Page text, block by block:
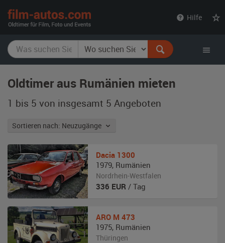
Hilfe
Oldtimer aus Rumänien mieten
1 bis 5 von insgesamt 5 Angeboten
Sortieren nach: Neuzugänge
Dacia 1300
1979, Rumänien
Nordrhein-Westfalen
336 EUR / Tag
ARO M 473
1975, Rumänien
Thüringen